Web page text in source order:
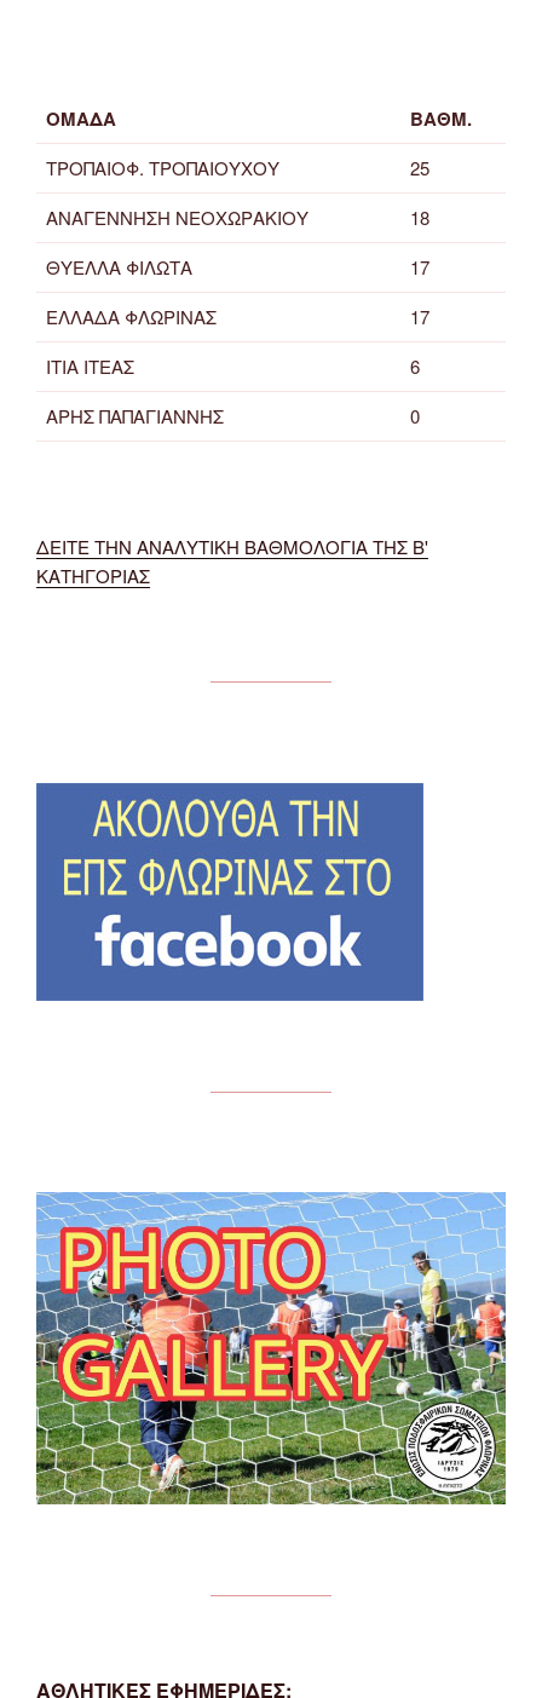
ΟΜΑΔΑ ΒΑΘΜ.
ΤΡΟΠΑΙΟΦ. ΤΡΟΠΑΙΟΥΧΟΥ
25
ΑΝΑΓΕΝΝΗΣΗ ΝΕΟΧΩΡΑΚΙΟΥ
18
ΘΥΕΛΛΑ ΦΙΛΩΤΑ
17
ΕΛΛΑΔΑ ΦΛΩΡΙΝΑΣ
17
ΙΤΙΑ ΙΤΕΑΣ
6
ΑΡΗΣ ΠΑΠΑΓΙΑΝΝΗΣ
0
ΔΕΙΤΕ ΤΗΝ ΑΝΑΛΥΤΙΚΗ ΒΑΘΜΟΛΟΓΙΑ ΤΗΣ Β'
ΚΑΤΗΓΟΡΙΑΣ
ΑΘΛΗΤΙΚΕΣ ΕΦΗΜΕΡΙΔΕΣ: